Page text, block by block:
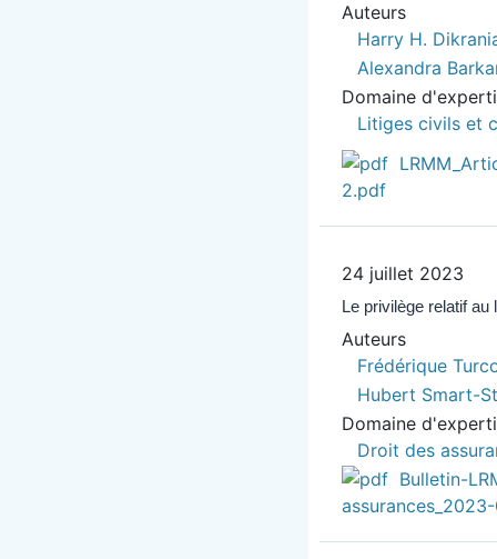
Auteurs
Harry H.
Alexandra
Domaine
Litiges civils et
2.pdf
24 juillet 2023
Le privilège relatif
Auteurs
Frédérique
Hubert Smart-
Domaine
Droit des
Bulletin-